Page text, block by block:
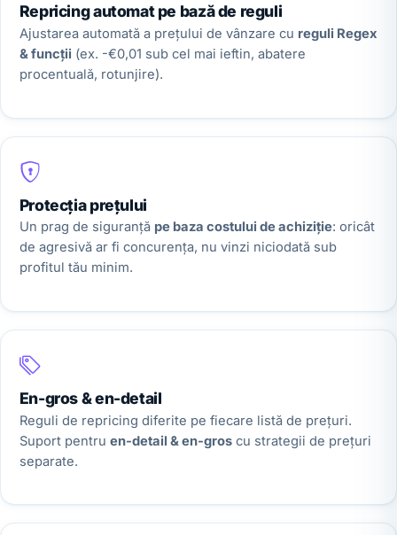
Repricing automat pe bază de reguli
Ajustarea automată a prețului de vânzare cu reguli Regex
& funcții (ex. -€0,01 sub cel mai ieftin, abatere
procentuală, rotunjire).
Protecția prețului
Un prag de siguranță pe baza costului de achiziție: oricât
de agresivă ar fi concurența, nu vinzi niciodată sub
profitul tău minim.
En-gros & en-detail
Reguli de repricing diferite pe fiecare listă de prețuri.
Suport pentru en-detail & en-groscu strategii de prețuri
separate.